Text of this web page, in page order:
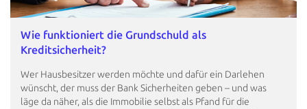
…
Wie funktioniert die Grundschuld als
Kredit­sicherheit?
Wer Hausbesitzer werden möchte und dafür ein Darlehen
wünscht, der muss der Bank Sicherheiten geben – und was
läge da näher, als die Immobilie selbst als Pfand für die